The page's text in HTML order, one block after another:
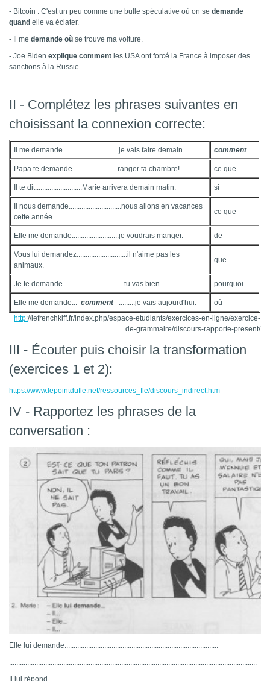
- Bitcoin : C'est un peu comme une bulle spéculative où on se demande
quand elle va éclater.
- Il me demande où se trouve ma voiture.
- Joe Biden explique comment les USA ont forcé la France à imposer des
sanctions à la Russie.
II - Complétez les phrases suivantes en
choisissant la connexion correcte:
Il me demande ............................. je vais faire demain. comment
Papa te demande.........................ranger ta chambre! ce que
Il te dit..........................Marie arrivera demain matin. si
Il nous demande.............................nous allons en vacances
cette année.
ce que
Elle me demande..........................je voudrais manger. de
Vous lui demandez............................il n'aime pas les
animaux.
que
Je te demande..................................tu vas bien. pourquoi
Elle me demande... comment .........je vais aujourd'hui.
où
http://lefrenchkiff.fr/index.php/espace-etudiants/exercices-en-ligne/exercice-
de-grammaire/discours-rapporte-present/
III - Écouter puis choisir la transformation
(exercices 1 et 2):
https://www.lepointdufle.net/ressources_fle/discours_indirect.htm
IV - Rapportez les phrases de la
conversation :
Elle lui demande.....................................................................................
.........................................................................................................................................